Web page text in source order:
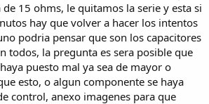
15 ohms, le quitamos la serie y esta si
hay que volver a hacer los intentos
podria pensar que son los capacitores
todos, la pregunta es sera posible que
puesto mal ya sea de mayor o
esto, o algun componente se haya
control, anexo imagenes para que